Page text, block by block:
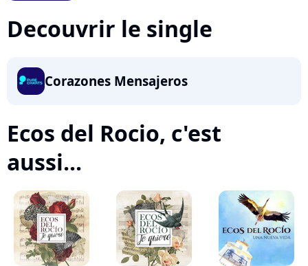
Decouvrir le single
Corazones Mensajeros
Ecos del Rocio, c'est
aussi...